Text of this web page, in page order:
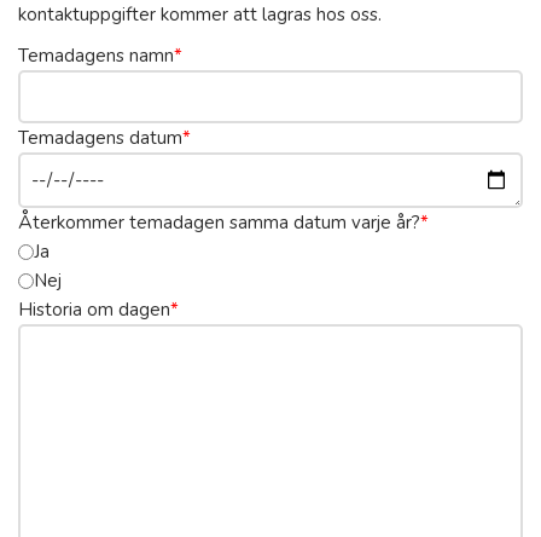
kontaktuppgifter kommer att lagras hos oss.
Temadagens namn*
Temadagens datum*
Återkommer temadagen samma datum varje år?*
Ja
Nej
Historia om dagen*